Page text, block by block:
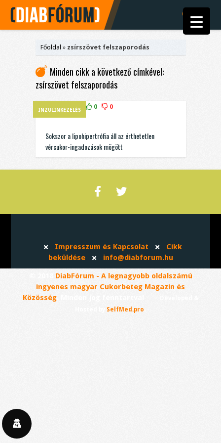
Főoldal » zsírszövet felszaporodás
Minden cikk a következő címkével:
zsírszövet felszaporodás
INZULINKEZELÉS 0 0
Sokszor a lipohipertrófia áll az érthetetlen
vércukor-ingadozások mögött
Impresszum és Kapcsolat
Cikk
beküldése
info@diabforum.hu
DiabFórum - A legnagyobb oldalszámú
ingyenes magyar Cukorbeteg Magazin és
Közösség
SelfMed.pro